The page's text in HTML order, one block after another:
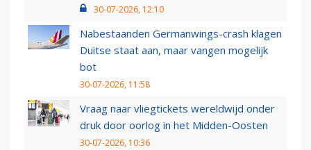
30-07-2026, 12:10
Nabestaanden Germanwings-crash klagen
Duitse staat aan, maar vangen mogelijk
bot
30-07-2026, 11:58
Vraag naar vliegtickets wereldwijd onder
druk door oorlog in het Midden-Oosten
30-07-2026, 10:36